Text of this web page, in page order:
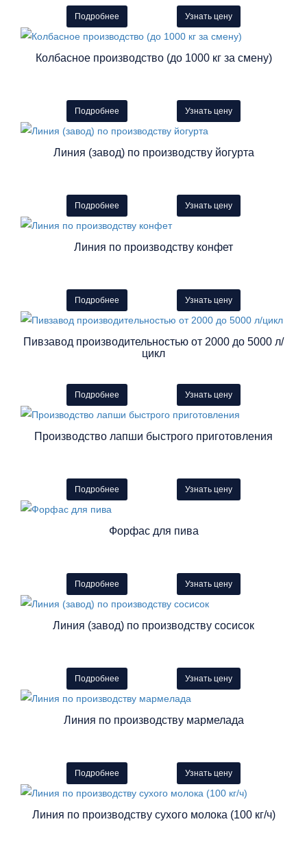
Подробнее Узнать цену
Колбасное производство (до 1000 кг за смену)
Подробнее Узнать цену
Линия (завод) по производству йогурта
Подробнее Узнать цену
Линия по производству конфет
Подробнее Узнать цену
Пивзавод производительностью от 2000 до 5000 л/
цикл
Подробнее Узнать цену
Производство лапши быстрого приготовления
Подробнее Узнать цену
Форфас для пива
Подробнее Узнать цену
Линия (завод) по производству сосисок
Подробнее Узнать цену
Линия по производству мармелада
Подробнее Узнать цену
Линия по производству сухого молока (100 кг/ч)